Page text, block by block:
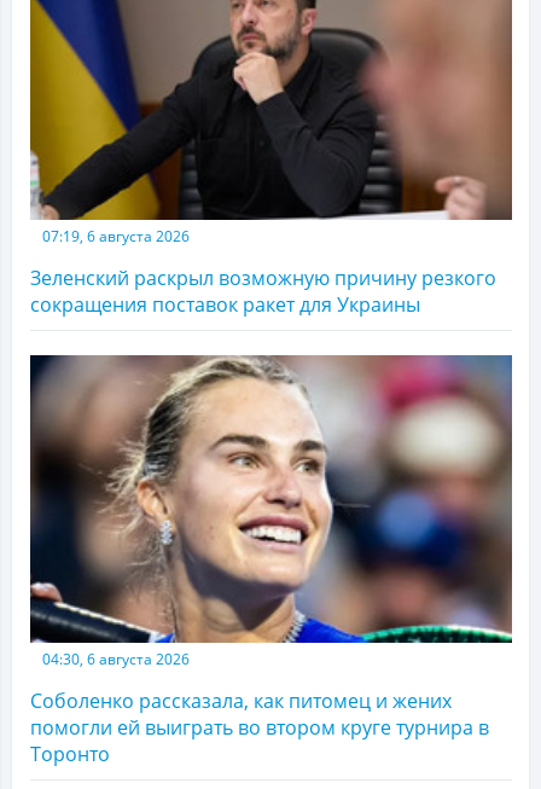
07:19, 6 августа 2026
Зеленский раскрыл возможную причину резкого
сокращения поставок ракет для Украины
04:30, 6 августа 2026
Соболенко рассказала, как питомец и жених
помогли ей выиграть во втором круге турнира в
Торонто